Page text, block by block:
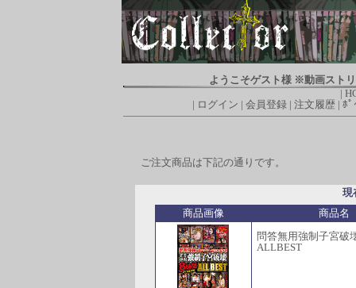
ようこそゲスト様 ※動画スト
|
| ログイン | 会員登録| 注文履歴| ﾎﾟ
ご注文商品は下記の通りです。
現
商品画像
商品名
問答無用強制子宮
ALLBEST